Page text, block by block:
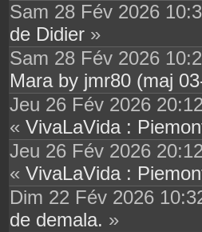
Sam 28 Fév 2026
de Didier »
Sam 28 Fév 2026
Mara by jmr80 (maj
Jeu 26 Fév 2026
« VivaLaVida :
Jeu 26 Fév 2026
« VivaLaVida :
Dim 22 Fév 2026
de demala. »